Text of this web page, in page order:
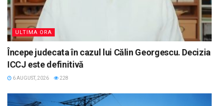
ULTIMA ORA
Începe judecata în cazul lui Călin Georgescu. Decizia
ICCJ este definitivă
6 AUGUST, 2026 228